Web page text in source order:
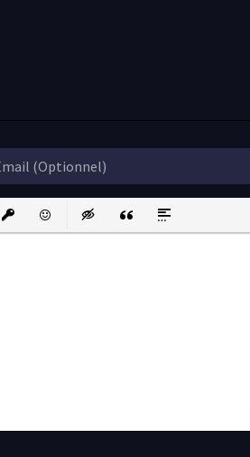
protected link
EmoticonsInsert hidden text
Insert QuoteInsert spoiler